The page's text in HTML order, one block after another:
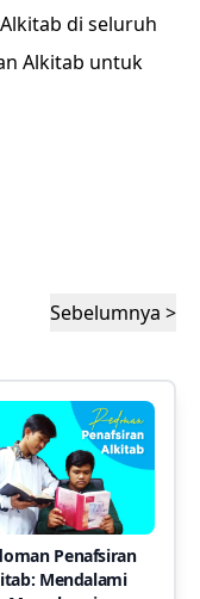
di seluruh
Alkitab untuk
Sebelumnya >
Penafsiran
Mendalami